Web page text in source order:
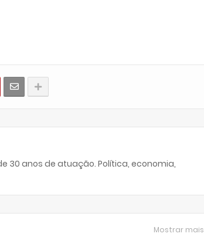
30 anos de atuação. Política, economia,
Mostrar mais